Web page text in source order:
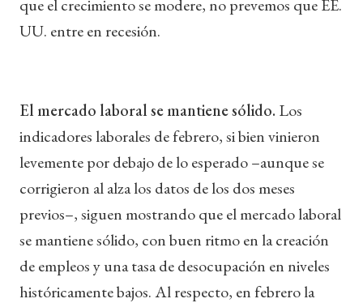
que el crecimiento se modere, no prevemos que EE.
UU. entre en recesión.
El mercado laboral se mantiene sólido. Los
indicadores laborales de febrero, si bien vinieron
levemente por debajo de lo esperado –aunque se
corrigieron al alza los datos de los dos meses
previos–, siguen mostrando que el mercado laboral
se mantiene sólido, con buen ritmo en la creación
de empleos y una tasa de desocupación en niveles
históricamente bajos. Al respecto, en febrero la